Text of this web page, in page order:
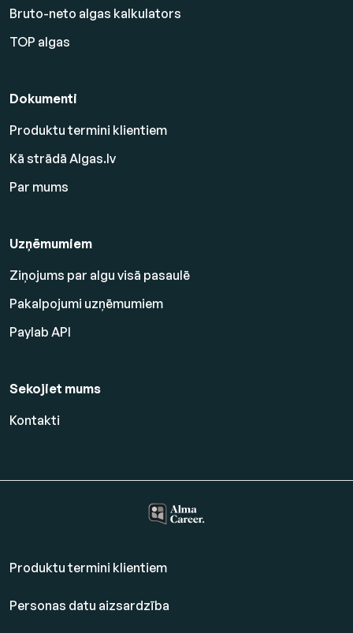
Bruto-neto algas kalkulators
TOP algas
Dokumenti
Produktu termini klientiem
Kā strādā Algas.lv
Par mums
Uzņēmumiem
Ziņojums par algu visā pasaulē
Pakalpojumi uzņēmumiem
Paylab API
Sekojiet mums
Kontakti
Produktu termini klientiem
Personas datu aizsardzība